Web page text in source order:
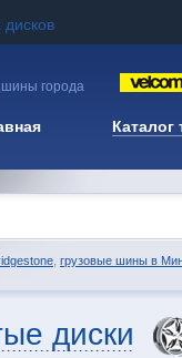
города
Каталог
грузовые шины в
диски